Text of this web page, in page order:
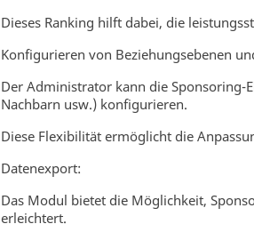
Dieses Ranking hilft dabei, die
Konfigurieren von Beziehungsebenen
Der Administrator kann die Sponsoring-
Nachbarn usw.) konfigurieren.
Diese Flexibilität ermöglicht die
Datenexport:
Das Modul bietet die Möglichkeit,
erleichtert.